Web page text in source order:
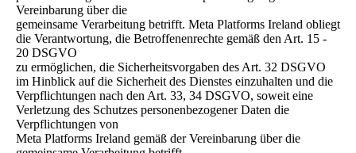
Vereinbarung über die
gemeinsame Verarbeitung betrifft. Meta Platforms Ireland obliegt
die Verantwortung, die Betroffenenrechte gemäß den Art. 15 -
20 DSGVO
zu ermöglichen, die Sicherheitsvorgaben des Art. 32 DSGVO
im Hinblick auf die Sicherheit des Dienstes einzuhalten und die
Verpflichtungen nach den Art. 33, 34 DSGVO, soweit eine
Verletzung des Schutzes personenbezogener Daten die
Verpflichtungen von
Meta Platforms Ireland gemäß der Vereinbarung über die